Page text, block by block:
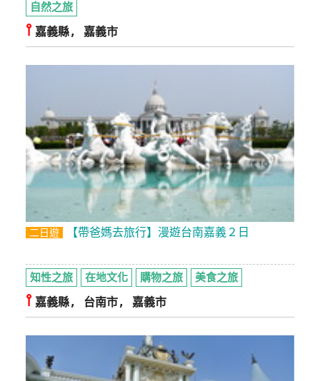
自然之旅
⫯ 嘉義縣, 嘉義市
二日遊 【帶爸媽去旅行】漫遊台南嘉義２日
知性之旅 在地文化 購物之旅 美食之旅
⫯ 嘉義縣, 台南市, 嘉義市